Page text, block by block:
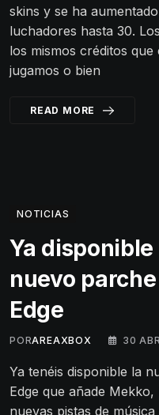
skins y se ha
luchadores hasta 30.
los mismos créditos
jugamos o bien
READ MORE
NOTICIAS
Ya
nuevo
Edge
PORAREAXBOX 30
Ya tenéis disponible la
Edge que añade
nuevas pistas de